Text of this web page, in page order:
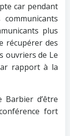
car pendant
plus
récupérer des
ouvriers de Le
rapport à la
d’être
fort